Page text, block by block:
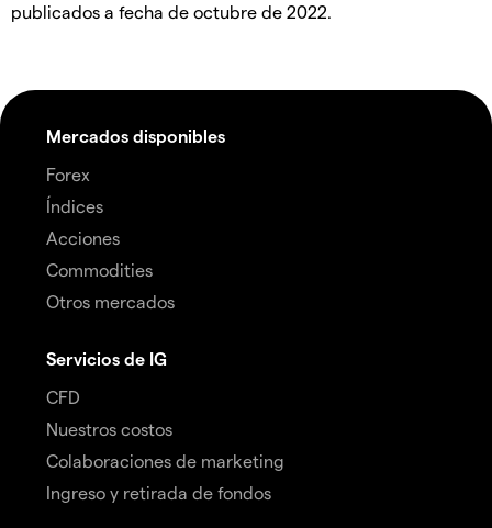
publicados a fecha de octubre de 2022.
Mercados disponibles
Forex
Índices
Acciones
Commodities
Otros mercados
Servicios de IG
CFD
Nuestros costos
Colaboraciones de marketing
Ingreso y retirada de fondos